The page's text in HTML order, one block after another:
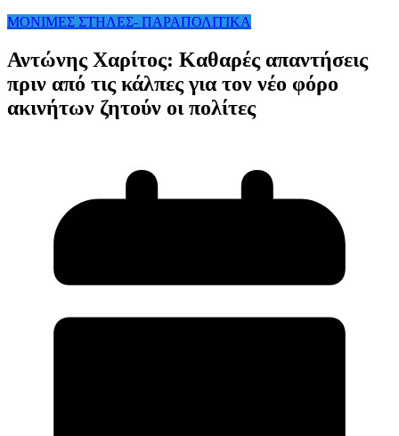
ΜΟΝΙΜΕΣ ΣΤΗΛΕΣ- ΠΑΡΑΠΟΛΙΤΙΚΑ
Αντώνης Χαρίτος: Καθαρές απαντήσεις
πριν από τις κάλπες για τον νέο φόρο
ακινήτων ζητούν οι πολίτες